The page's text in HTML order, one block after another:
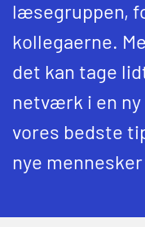
læsegruppen,
kollegaerne.
det kan tage
netværk i en
vores bedste
nye